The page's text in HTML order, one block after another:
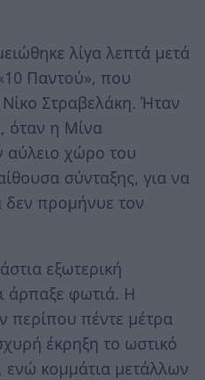
λίγα λεπτά μετά
Παντού», που
Στραβελάκη. Ήταν
όταν η Μίνα
αύλειο χώρο του
σύνταξης, για να
δεν προμήνυε τον
εξωτερική
άρπαξε φωτιά. Η
περίπου πέντε μέτρα
έκρηξη το ωστικό
ενώ κομμάτια μετάλλων